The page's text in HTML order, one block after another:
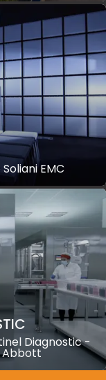
EMC
Diagnostic -
Abbott